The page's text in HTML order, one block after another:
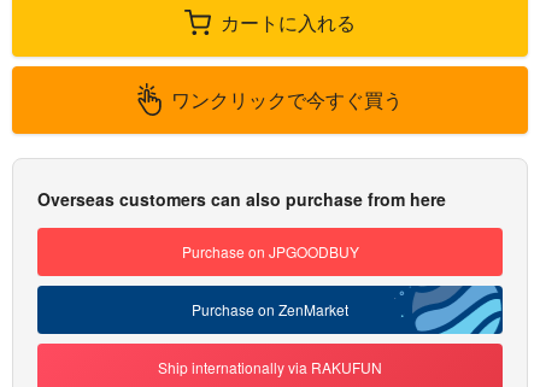
カートに入れる
ワンクリックで今すぐ買う
Overseas customers can also purchase from here
Purchase on JPGOODBUY
Purchase on ZenMarket
Ship internationally via RAKUFUN